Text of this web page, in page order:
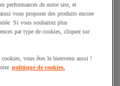
performances de notre site, et
vous proposer des produits encore
Si vous souhaitez plus
par type de cookies, cliquez sur
vous êtes le bienvenu aussi !
politique de cookies.